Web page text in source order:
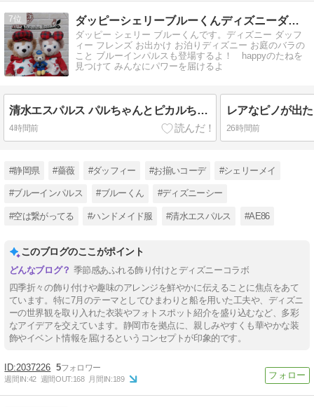
7 ダッピーシェリーブルーくんディズニーダッフィーバラhappy
ダッピー シェリー ブルーくんです。ディズニー ダッフ
ィー フレンズ お出かけ お泊りディズニー お庭のバラの
こと ブルーインパルスも登場するよ！ happyのたねを
見つけて みんなにパワーを届けるよ
清水エスパルス パルちゃんとピカルちゃんの応援ドリンク HUBアスティ静岡店
4時間前 26時間前
#静岡県 #薔薇 #ダッフィー #お揃いコーデ #シェリーメイ
#ブルーインパルス #ブルーくん #ディズニーシー
#空は繋がってる #ハンドメイド服 #清水エスパルス #AE86
このブログのここがポイント
季節感あふれる飾り付けとディズニーコラボ
四季折々の飾り付けや趣味のアレンジを鮮やかに伝えることに焦点をあて
ています。特に7月のテーマとしてひまわりと船を用いた工夫や、ディズニ
ーの世界観を取り入れた衣装やフォトスポット紹介を盛り込むなど、多彩
なアイデアを交えています。静岡市を拠点に、親しみやすくも華やかな装
飾やイベント情報を届けるというコンセプトが印象的です。
2037226 5
週間IN:42 週間OUT:168 月間IN:189